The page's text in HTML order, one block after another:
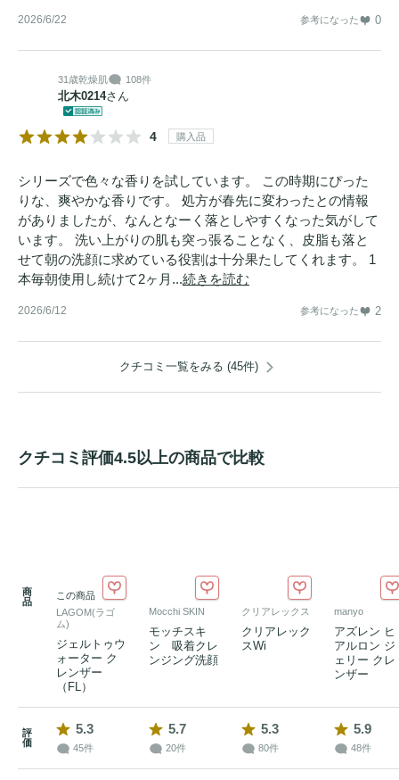
2026/6/22 参考になった 0
31歳乾燥肌 108件
北木0214さん
4 購入品
シリーズで色々な香りを試しています。 この時期にぴった
りな、爽やかな香りです。 処方が春先に変わったとの情報
がありましたが、なんとなーく落としやすくなった気がして
います。 洗い上がりの肌も突っ張ることなく、皮脂も落と
せて朝の洗顔に求めている役割は十分果たしてくれます。 1
本毎朝使用し続けて2ヶ月...続きを読む
2026/6/12 参考になった 2
クチコミ一覧をみる (45件)
クチコミ評価4.5以上の商品で比較
商
品
この商品
LAGOM(ラゴ
ム)
ジェルトゥウ
ォーター ク
レンザー
（FL）
Mocchi SKIN
モッチスキ
ン 吸着クレ
ンジング洗顔
クリアレックス
クリアレック
スWi
manyo
アズレン ヒ
アルロン ジ
ェリー クレ
ンザー
評
価
5.3
45件
5.7
20件
5.3
80件
5.9
48件